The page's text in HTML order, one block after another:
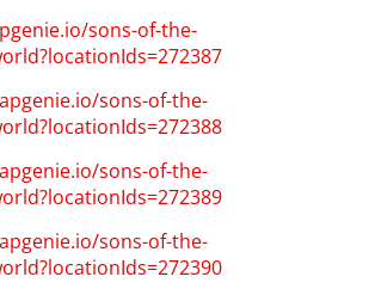
sons-of-the-
sons-of-the-
sons-of-the-
sons-of-the-